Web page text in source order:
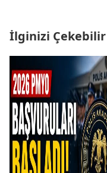
İlginizi Çekebilir